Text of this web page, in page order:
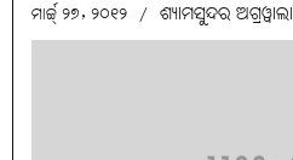
ମାର୍ଚ୍ଚ୍ ୨୭, ୨୦୧୨ / ଶ୍ୟାମସୁନ୍ଦର ଅଗ୍ରୱାଲା